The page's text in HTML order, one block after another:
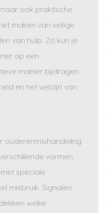
ook praktische
maken van veilige
van hulp. Zo kun je
op een
manier bijdragen
en het welzijn van
ouderenmishandeling
vormen
speciale
misbruik. Signalen
welke